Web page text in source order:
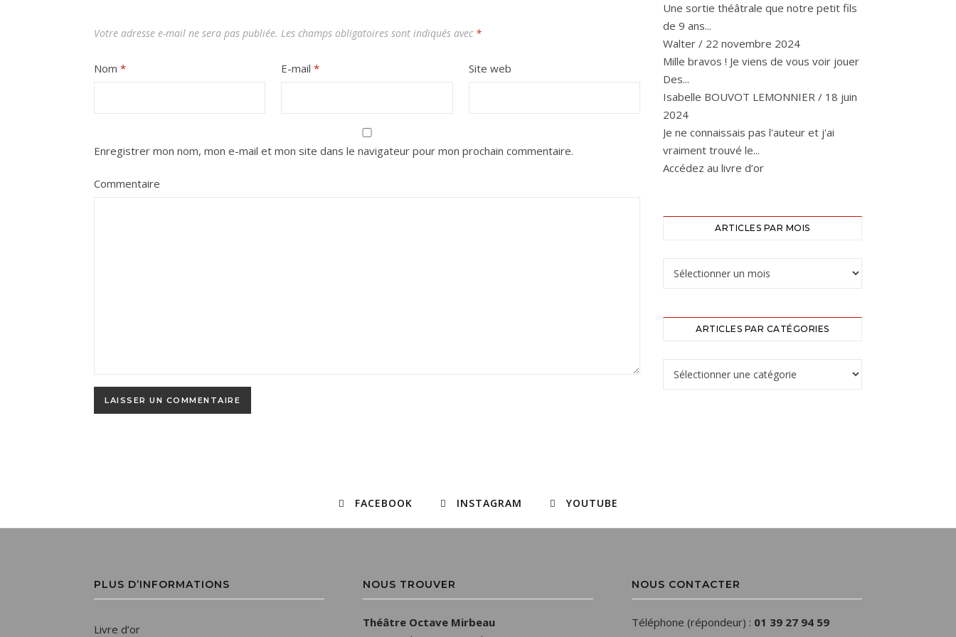
Votre adresse e-mail ne sera pas publiée. Les champs obligatoires sont indiqués avec *
Nom * E-mail* Site web
Enregistrer mon nom, mon e-mail et mon site dans le navigateur pour mon prochain commentaire.
Commentaire
Une sortie théâtrale que notre petit fils
de 9 ans...
Walter / 22 novembre 2024
Mille bravos ! Je viens de vous voir jouer
Des...
Isabelle BOUVOT LEMONNIER / 18 juin
2024
Je ne connaissais pas l'auteur et j'ai
vraiment trouvé le...
Accédez au livre d’or
ARTICLES PAR MOIS
ARTICLES PAR CATÉGORIES
FACEBOOK INSTAGRAM YOUTUBE
PLUS D’INFORMATIONS
Livre d’or
NOUS TROUVER
Théâtre Octave Mirbeau
NOUS CONTACTER
Téléphone (répondeur) : 01 39 27 94 59